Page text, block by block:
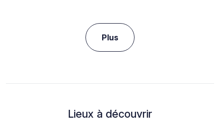
Plus
Lieux à découvrir